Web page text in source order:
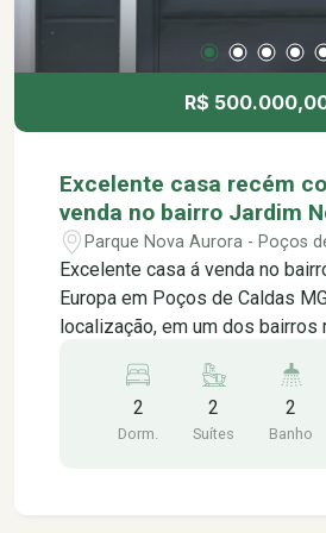
Faculdade Anhanguera Poços
Universidade do Estado de
poucos metros do Parque
Molinarie do Country Club -A 02
R$
Excelente casa recém
venda no bairro Jardim
em Poços de Caldas MG.
Parque Nova Aurora - Poços
Excelente casa á venda no
Europa em Poços de Caldas
localização, em um dos
contendo: -02 suítes -Sala integrada espaçosa -
Cozinha -01 lavabo -Área de serviço -Quintal -02
vagas de garagem Terreno: 110m² Área útil: 91m²
2
Dorm.
2
Suítes
2
Banho